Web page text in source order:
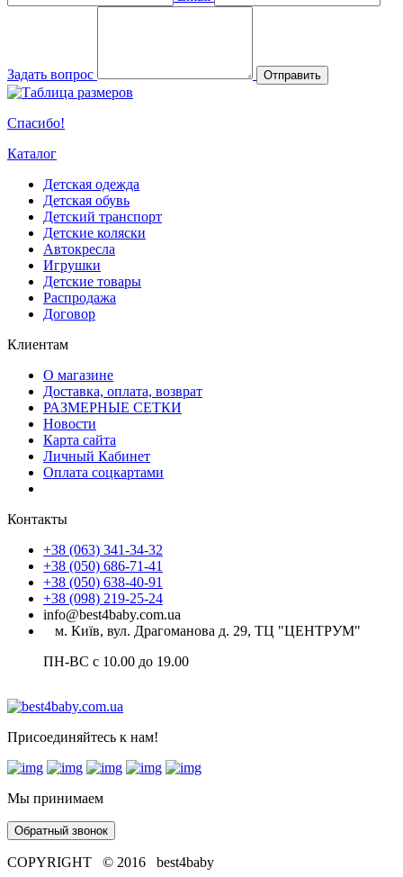
Задать вопрос Отправить
Спасибо!
Каталог
Детская одежда
Детская обувь
Детский транспорт
Детские коляски
Автокресла
Игрушки
Детские товары
Распродажа
Договор
Клиентам
О магазине
Доставка, оплата, возврат
РАЗМЕРНЫЕ СЕТКИ
Новости
Карта сайта
Личный Кабинет
Оплата соцкартами
Контакты
+38 (063) 341-34-32
+38 (050) 686-71-41
+38 (050) 638-40-91
+38 (098) 219-25-24
info@best4baby.com.ua
м. Київ, вул. Драгоманова д. 29, ТЦ "ЦЕНТРУМ"
ПН-ВС с 10.00 до 19.00
Присоединяйтесь к нам!
Мы принимаем
Обратный звонок
COPYRIGHT © 2016 best4baby